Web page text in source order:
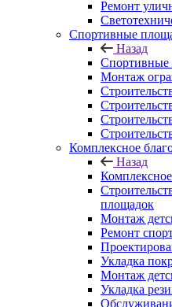
Ремонт
Спортивные
Назад
Спортивные
Монтаж
Комплексное
Назад
площадок
Монтаж
Ремонт
Укладка
Монтаж
Укладка